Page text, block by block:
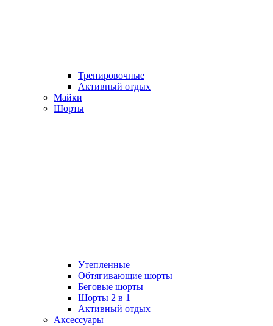
Тренировочные
Активный отдых
Майки
Шорты
Утепленные
Обтягивающие шорты
Беговые шорты
Шорты 2 в 1
Активный отдых
Аксессуары